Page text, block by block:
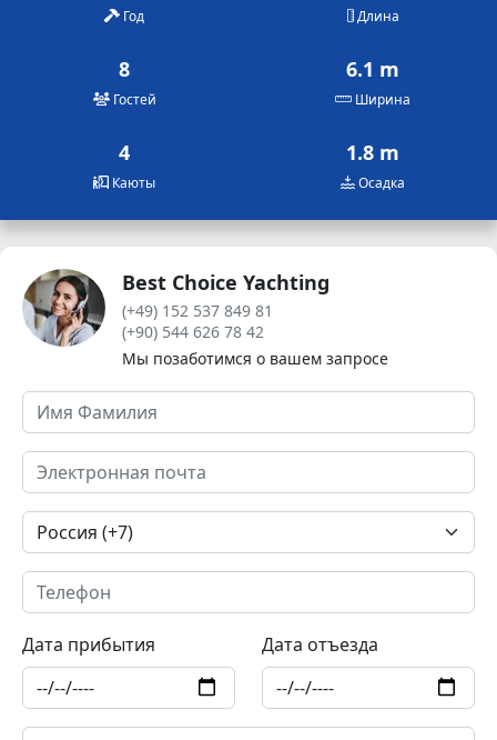
Год Длина
8
Гостей
6.1 m
Ширина
4
Каюты
1.8 m
Осадка
Best Choice Yachting
(+49) 152 537 849 81
(+90) 544 626 78 42
Мы позаботимся о вашем запросе
Дата прибытия Дата отъезда